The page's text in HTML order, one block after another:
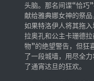
头脑。那名间谍“恰巧
献给雅典娜女神的祭品
如果特洛伊人将其拖
拉奥孔和公主卡珊德
物”的绝望警告，但狂
了一段城墙，用尽全
了通宵达旦的狂欢。
世界货币
土木类资源下
找建筑 土木
🔨工具